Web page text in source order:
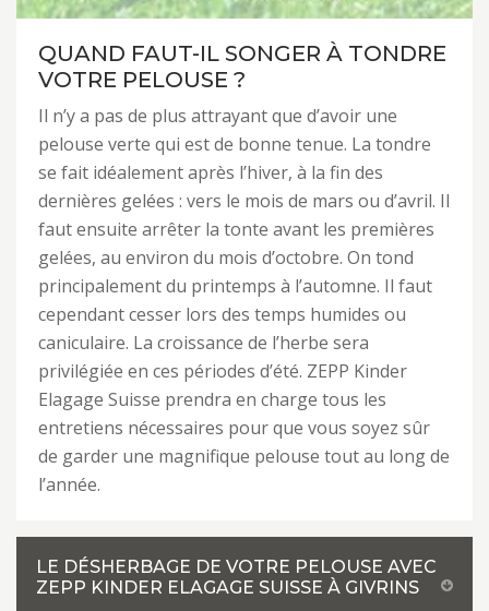
QUAND FAUT-IL SONGER À TONDRE
VOTRE PELOUSE ?
Il n’y a pas de plus attrayant que d’avoir une
pelouse verte qui est de bonne tenue. La tondre
se fait idéalement après l’hiver, à la fin des
dernières gelées : vers le mois de mars ou d’avril. Il
faut ensuite arrêter la tonte avant les premières
gelées, au environ du mois d’octobre. On tond
principalement du printemps à l’automne. Il faut
cependant cesser lors des temps humides ou
caniculaire. La croissance de l’herbe sera
privilégiée en ces périodes d’été. ZEPP Kinder
Elagage Suisse prendra en charge tous les
entretiens nécessaires pour que vous soyez sûr
de garder une magnifique pelouse tout au long de
l’année.
LE DÉSHERBAGE DE VOTRE PELOUSE AVEC
ZEPP KINDER ELAGAGE SUISSE À GIVRINS